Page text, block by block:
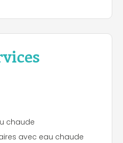
chaude
avec eau chaude